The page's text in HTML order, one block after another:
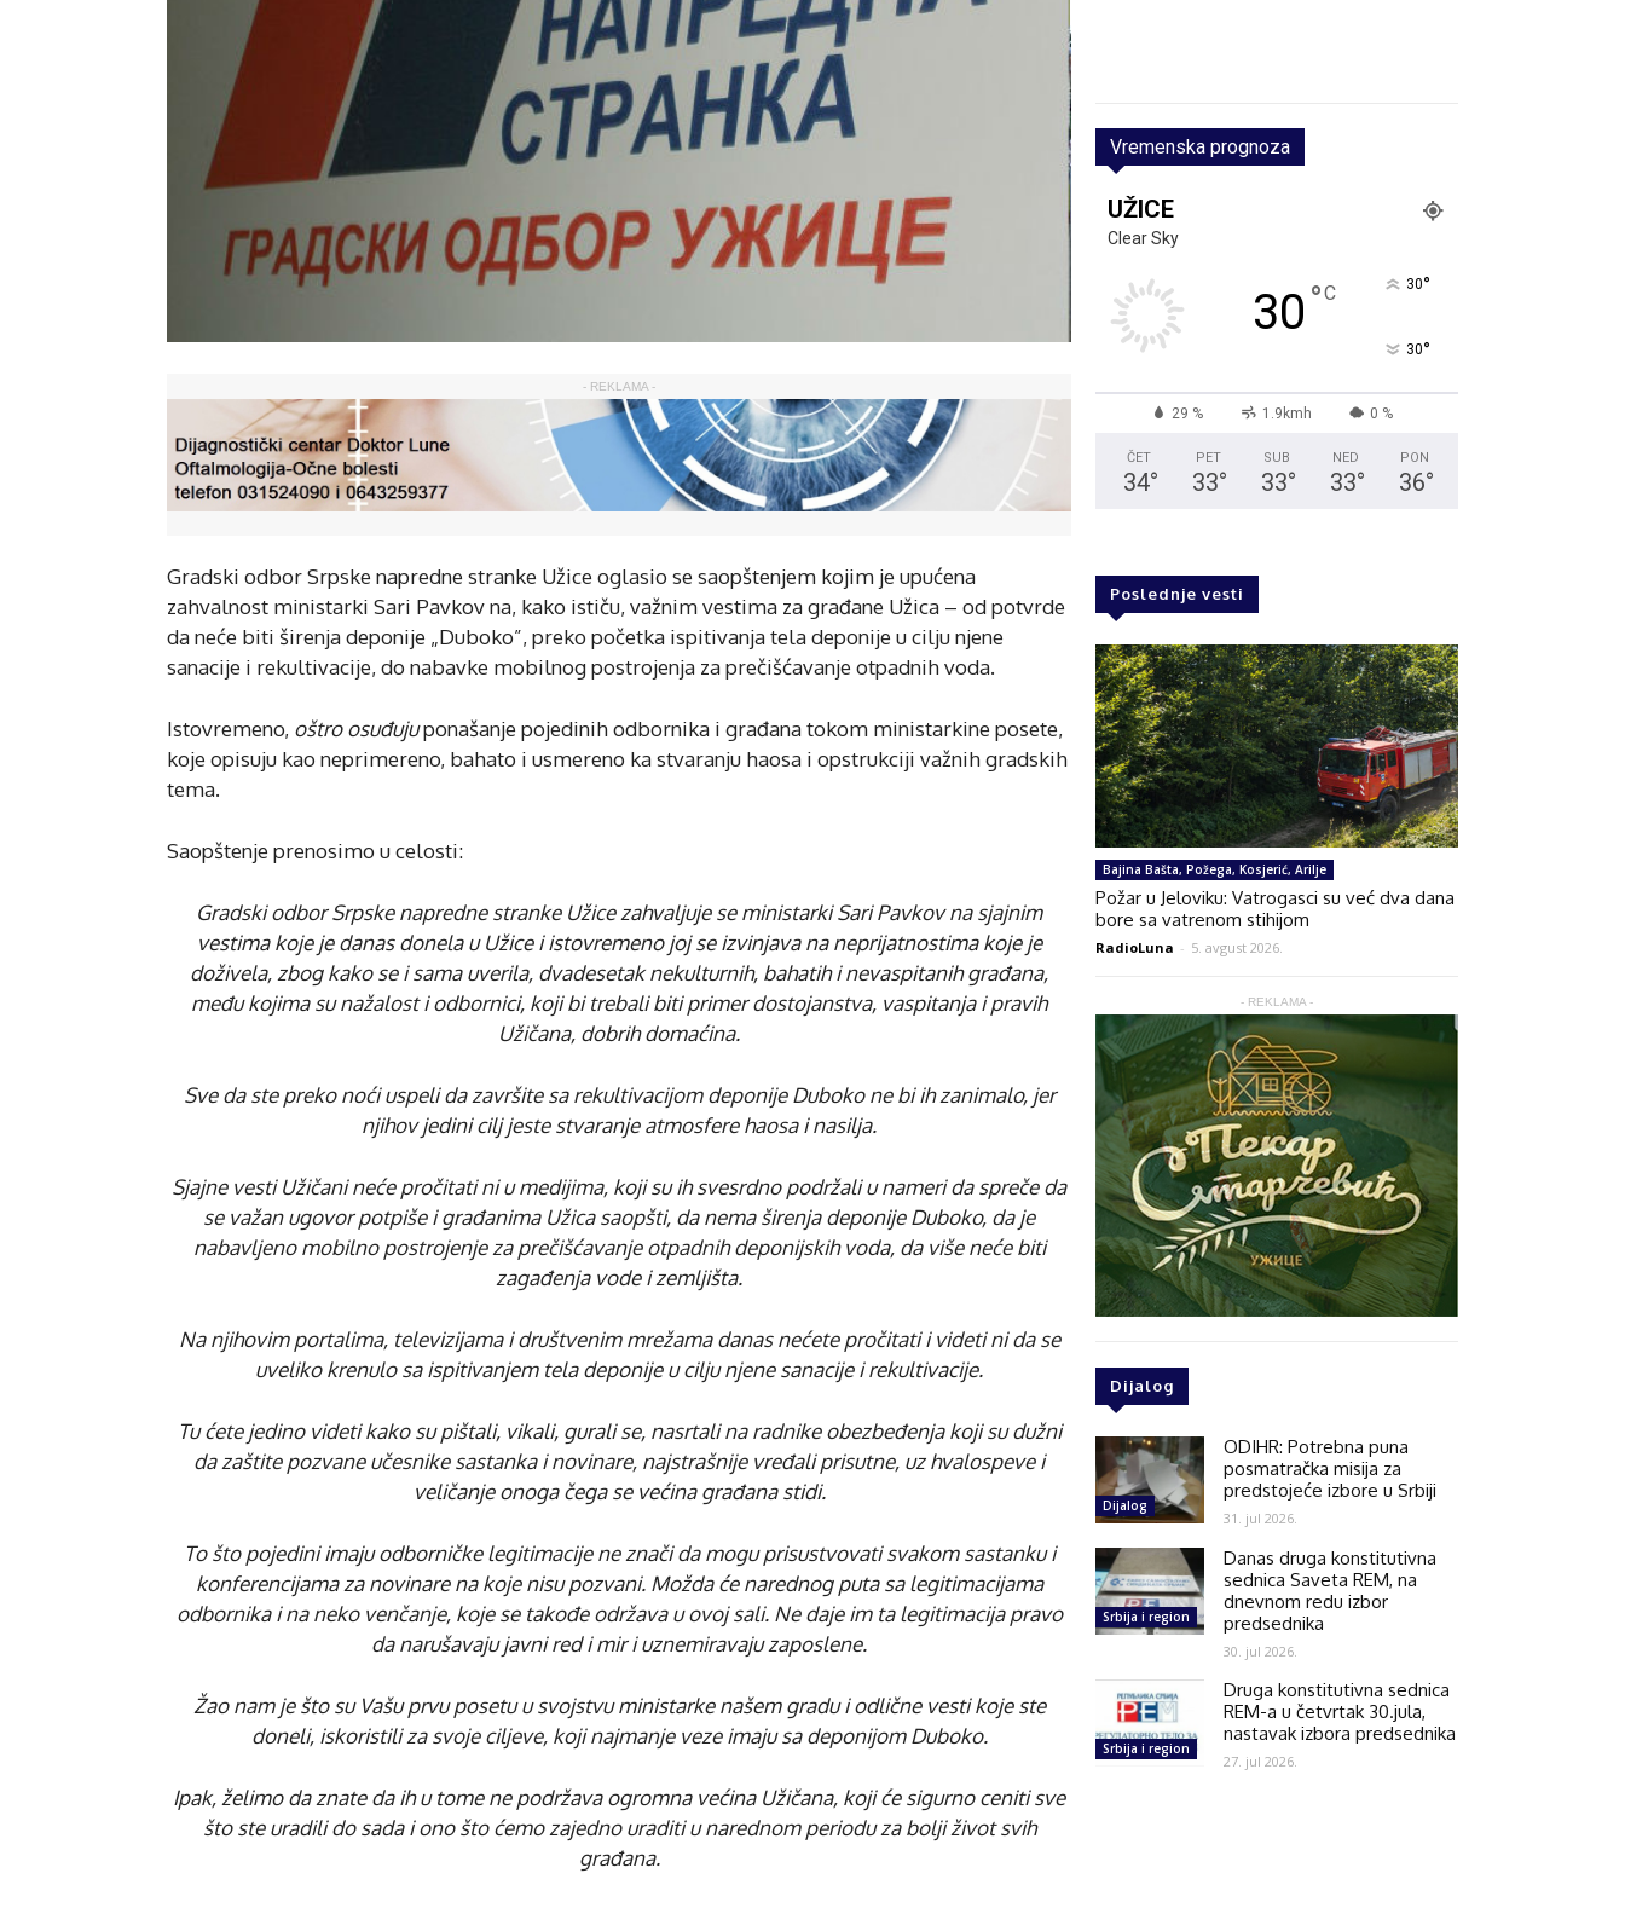
- REKLAMA -
Gradski odbor Srpske napredne stranke Užice oglasio se saopštenjem kojim je upućena
zahvalnost ministarki Sari Pavkov na, kako ističu, važnim vestima za građane Užica – od potvrde
da neće biti širenja deponije „Duboko”, preko početka ispitivanja tela deponije u cilju njene
sanacije i rekultivacije, do nabavke mobilnog postrojenja za prečišćavanje otpadnih voda.
Istovremeno, oštro osuđujuponašanje pojedinih odbornika i građana tokom ministarkine posete,
koje opisuju kao neprimereno, bahato i usmereno ka stvaranju haosa i opstrukciji važnih gradskih
tema.
Saopštenje prenosimo u celosti:
Gradski odbor Srpske napredne stranke Užice zahvaljuje se ministarki Sari Pavkov na sjajnim
vestima koje je danas donela u Užice i istovremeno joj se izvinjava na neprijatnostima koje je
doživela, zbog kako se i sama uverila, dvadesetak nekulturnih, bahatih i nevaspitanih građana,
među kojima su nažalost i odbornici, koji bi trebali biti primer dostojanstva, vaspitanja i pravih
Užičana, dobrih domaćina.
Sve da ste preko noći uspeli da završite sa rekultivacijom deponije Duboko ne bi ih zanimalo, jer
njihov jedini cilj jeste stvaranje atmosfere haosa i nasilja.
Sjajne vesti Užičani neće pročitati ni u medijima, koji su ih svesrdno podržali u nameri da spreče da
se važan ugovor potpiše i građanima Užica saopšti, da nema širenja deponije Duboko, da je
nabavljeno mobilno postrojenje za prečišćavanje otpadnih deponijskih voda, da više neće biti
zagađenja vode i zemljišta.
Na njihovim portalima, televizijama i društvenim mrežama danas nećete pročitati i videti ni da se
uveliko krenulo sa ispitivanjem tela deponije u cilju njene sanacije i rekultivacije.
Tu ćete jedino videti kako su pištali, vikali, gurali se, nasrtali na radnike obezbeđenja koji su dužni
da zaštite pozvane učesnike sastanka i novinare, najstrašnije vređali prisutne, uz hvalospeve i
veličanje onoga čega se većina građana stidi.
To što pojedini imaju odborničke legitimacije ne znači da mogu prisustvovati svakom sastanku i
konferencijama za novinare na koje nisu pozvani. Možda će narednog puta sa legitimacijama
odbornika i na neko venčanje, koje se takođe održava u ovoj sali. Ne daje im ta legitimacija pravo
da narušavaju javni red i mir i uznemiravaju zaposlene.
Žao nam je što su Vašu prvu posetu u svojstvu ministarke našem gradu i odlične vesti koje ste
doneli, iskoristili za svoje ciljeve, koji najmanje veze imaju sa deponijom Duboko.
Ipak, želimo da znate da ih u tome ne podržava ogromna većina Užičana, koji će sigurno ceniti sve
što ste uradili do sada i ono što ćemo zajedno uraditi u narednom periodu za bolji život svih
građana.
Vremenska prognoza
UŽICE
Clear Sky
30 °C 30°
30°
29 % 1.9kmh 0 %
ČET
34°
PET
33°
SUB
33°
NED
33°
PON
36°
Poslednje vesti
Bajina Bašta, Požega, Kosjerić, Arilje
Požar u Jeloviku: Vatrogasci su već dva dana
bore sa vatrenom stihijom
RadioLuna - 5. avgust 2026.
- REKLAMA -
Dijalog
Dijalog
ODIHR: Potrebna puna
posmatračka misija za
predstojeće izbore u Srbiji
31. jul 2026.
Srbija i region
Danas druga konstitutivna
sednica Saveta REM, na
dnevnom redu izbor
predsednika
30. jul 2026.
Srbija i region
Druga konstitutivna sednica
REM-a u četvrtak 30.jula,
nastavak izbora predsednika
27. jul 2026.